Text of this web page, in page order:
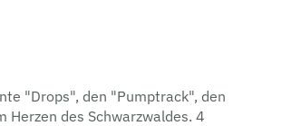
"Drops", den "Pumptrack", den
des Schwarzwaldes. 4